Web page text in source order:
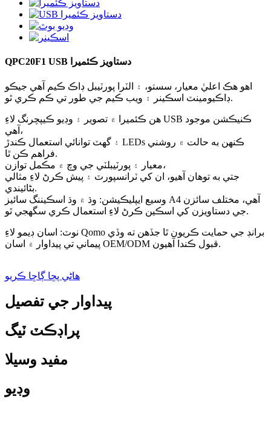
QPC20F1 USB دستاويز ڪئميرا
اهو هڪ اعليٰ معيار، سستو، ۽ الٽرا پورٽيبل ڊاڪ ڪيم آهي جيڪو
ڊاڪيومينٽ اسڪينر ۽ ويب ڪيم جي طور تي ڪم ڪري ٿو.
هن ڪئميرا ۾ تصوير ۽ وڊيو ڪيپچرنگ لاءِ USB ڪنيڪشن موجود
آهي،
۽ گهٽ توانائي استعمال ڪندڙ LEDs ڪنهن به حالت ۾ روشني
فراهم ڪن ٿا.
معيار ۽ پورٽيبلٽي جي وچ ۾ مڪمل توازن،
جتي به توهان آهيو، ان کي ٽرانسپورٽ ۽ پيش ڪرڻ لاءِ مثالي
بڻائيندي.
وسيع ايپليڪيشن: وڌ ۾ وڌ اسڪيننگ سائيز A4 آهي، مختلف سائزن
جي دستاويزن کي اسڪين ڪرڻ لاءِ استعمال ڪري سگهجي ٿو.
نوٽ: اسان ڊيمو لاءِ Qomo برانڊ جي حمايت ڪريون ٿا جڏهن ته وڏي
پيماني تي پيداوار ۾ اسان OEM/ODM قبول ڪندا آهيون.
هاڻي پڇا ڳاڇا ڪريو
پيداوار جي تفصيل
پراڊڪٽ ٽيگ
مفيد وسيلا
وڊيو